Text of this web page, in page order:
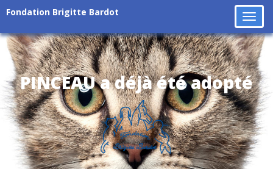
Fondation Brigitte Bardot
PINCEAU a déjà été adopté